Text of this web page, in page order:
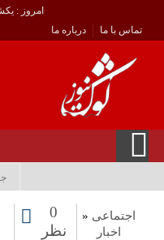
امروز : یکشنبه, ۱۸
تماس با ما
درباره ما
اجتماعی «
اخبار
0
نظر